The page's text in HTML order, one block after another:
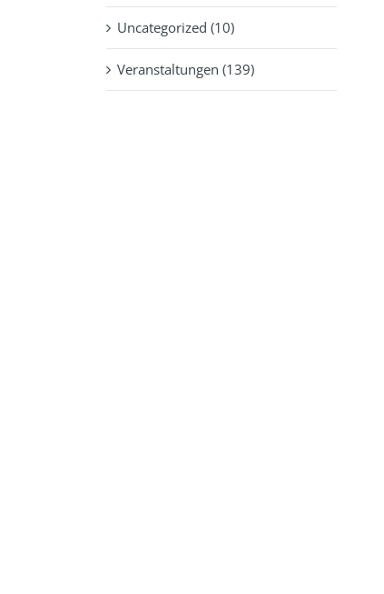
Uncategorized (10)
Veranstaltungen (139)